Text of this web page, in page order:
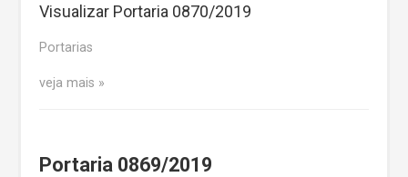
Visualizar Portaria 0870/2019
Portarias
veja mais
Portaria 0869/2019